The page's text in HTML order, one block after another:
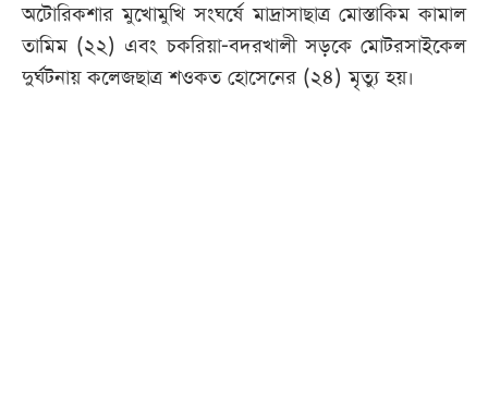
ছবি
অটোরিকশার মুখোমুখি সংঘর্ষে মাদ্রাসাছাত্র মোস্তাকিম কামাল
তামিম (২২) এবং চকরিয়া-বদরখালী সড়কে মোটরসাইকেল
দুর্ঘটনায় কলেজছাত্র শওকত হোসেনের (২৪) মৃত্যু হয়।